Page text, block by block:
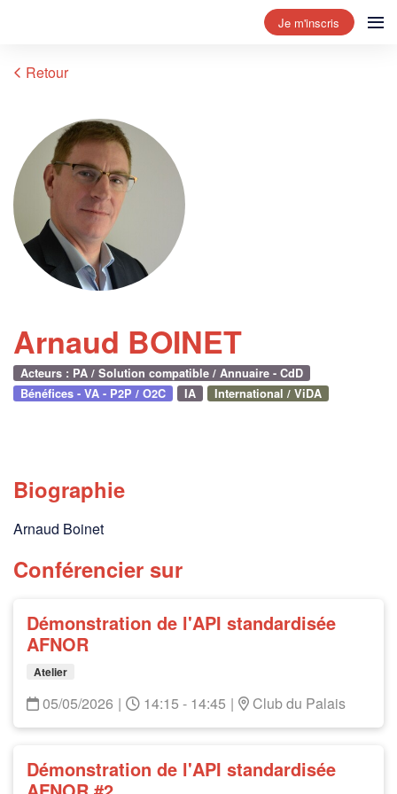
Je m'inscris
Retour
Arnaud BOINET
Acteurs : PA / Solution compatible / Annuaire - CdD
Bénéfices - VA - P2P / O2C
IA International / ViDA
Biographie
Arnaud Boinet
Conférencier sur
Démonstration de l'API standardisée
AFNOR
Atelier
05/05/2026 | 14:15 - 14:45 | Club du Palais
Démonstration de l'API standardisée